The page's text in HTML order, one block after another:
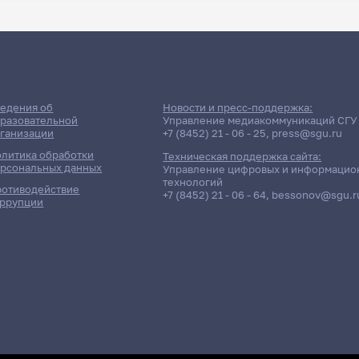
Ворошилов Сергей
Отчётность / Дисциплина
об
обработки
данных
Новости и пресс-поддержка:
Управление медиакоммуникаций СГУ
+7 (8452) 21 - 06 - 25, press@sgu.ru
Техническая поддержка сайта:
Управление цифровых и
технологий
+7 (8452) 21 - 06 - 64,